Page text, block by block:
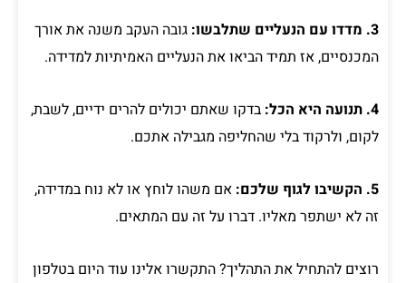
3. מדדו עם הנעליים שתלבשו:
גובה העקב משנה את אורך
המכנסיים, אז תמיד הביאו את הנעליים האמיתיות למדידה.
4. תנועה היא הכל:
בדקו שאתם יכולים להרים ידיים, לשבת,
לקום, ולרקוד בלי שהחליפה מגבילה אתכם.
5. הקשיבו לגוף שלכם:
אם משהו לוחץ או לא נוח במדידה,
זה לא ישתפר מאליו. דברו על זה עם המתאים.
רוצים להתחיל את התהליך? התקשרו אלינו עוד היום בטלפון